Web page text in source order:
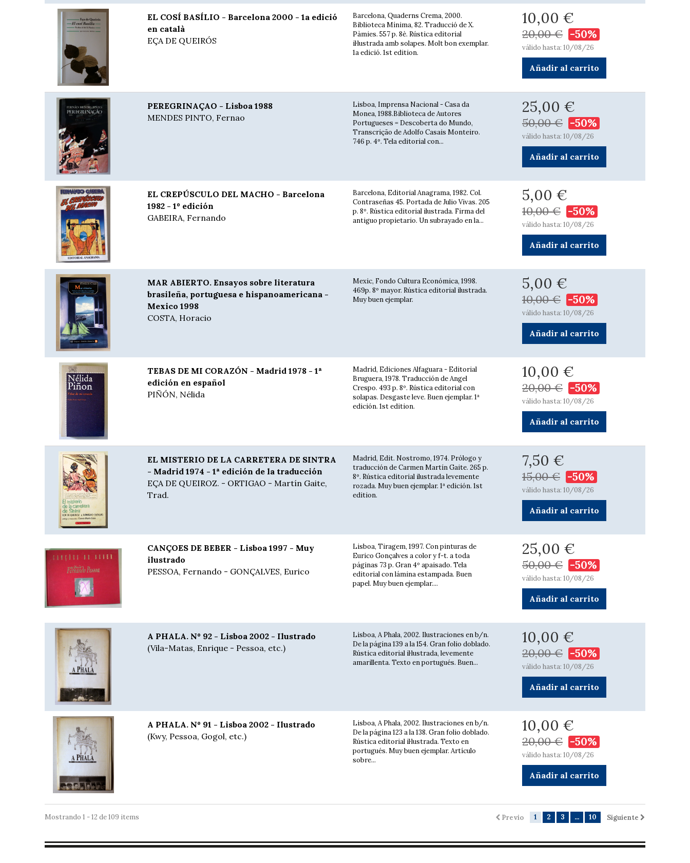
EL COSÍ BASÍLIO - Barcelona 2000 - 1a edició
en català
EÇA DE QUEIRÓS
Barcelona, Quaderns Crema, 2000.
Biblioteca Mínima, 82. Traducció de X.
Pàmies. 557 p. 8è. Rústica editorial
il·lustrada amb solapes. Molt bon exemplar.
1a edició. 1st edition.
10,00 €
20,00 € -50%
válido hasta: 10/08/26
Añadir al carrito
PEREGRINAÇAO - Lisboa 1988
MENDES PINTO, Fernao
Lisboa, Imprensa Nacional - Casa da
Monea, 1988.Biblioteca de Autores
Portugueses = Descoberta do Mundo,
Transcrição de Adolfo Casais Monteiro.
746 p. 4º. Tela editorial con...
25,00 €
50,00 € -50%
válido hasta: 10/08/26
Añadir al carrito
EL CREPÚSCULO DEL MACHO - Barcelona
1982 - 1º edición
GABEIRA, Fernando
Barcelona, Editorial Anagrama, 1982. Col.
Contraseñas 45. Portada de Julio Vivas. 205
p. 8º. Rústica editorial ilustrada. Firma del
antiguo propietario. Un subrayado en la...
5,00 €
10,00 € -50%
válido hasta: 10/08/26
Añadir al carrito
MAR ABIERTO. Ensayos sobre literatura
brasileña, portuguesa e hispanoamericana -
Mexico 1998
COSTA, Horacio
Mexic, Fondo Cultura Económica, 1998.
469p. 8º mayor. Rústica editorial ilustrada.
Muy buen ejemplar.
5,00 €
10,00 € -50%
válido hasta: 10/08/26
Añadir al carrito
TEBAS DE MI CORAZÓN - Madrid 1978 - 1ª
edición en español
PIÑÓN, Nélida
Madrid, Ediciones Alfaguara - Editorial
Bruguera, 1978. Traducción de Angel
Crespo. 493 p. 8º. Rústica editorial con
solapas. Desgaste leve. Buen ejemplar. 1ª
edición. 1st edition.
10,00 €
20,00 € -50%
válido hasta: 10/08/26
Añadir al carrito
EL MISTERIO DE LA CARRETERA DE SINTRA
- Madrid 1974 - 1ª edición de la traducción
EÇA DE QUEIROZ. - ORTIGAO - Martín Gaite,
Trad.
Madrid, Edit. Nostromo, 1974. Prólogo y
traducción de Carmen Martín Gaite. 265 p.
8º. Rústica editorial ilustrada levemente
rozada. Muy buen ejemplar. 1ª edición. 1st
edition.
7,50 €
15,00 € -50%
válido hasta: 10/08/26
Añadir al carrito
CANÇOES DE BEBER - Lisboa 1997 - Muy
ilustrado
PESSOA, Fernando - GONÇALVES, Eurico
Lisboa, Tiragem, 1997. Con pinturas de
Eurico Gonçalves a color y f-t. a toda
páginas 73 p. Gran 4º apaisado. Tela
editorial con lámina estampada. Buen
papel. Muy buen ejemplar....
25,00 €
50,00 € -50%
válido hasta: 10/08/26
Añadir al carrito
A PHALA. Nº 92 - Lisboa 2002 - Ilustrado
(Vila-Matas, Enrique - Pessoa, etc.)
Lisboa, A Phala, 2002. Ilustraciones en b/n.
De la página 139 a la 154. Gran folio doblado.
Rústica editorial il·lustrada, levemente
amarillenta. Texto en portugués. Buen...
10,00 €
20,00 € -50%
válido hasta: 10/08/26
Añadir al carrito
A PHALA. Nº 91 - Lisboa 2002 - Ilustrado
(Kwy, Pessoa, Gogol, etc.)
Lisboa, A Phala, 2002. Ilustraciones en b/n.
De la página 123 a la 138. Gran folio doblado.
Rústica editorial il·lustrada. Texto en
portugués. Muy buen ejemplar. Artículo
sobre...
10,00 €
20,00 € -50%
válido hasta: 10/08/26
Añadir al carrito
Previo 1 2 3 ... 10 Siguiente
Mostrando 1 - 12 de 109 items